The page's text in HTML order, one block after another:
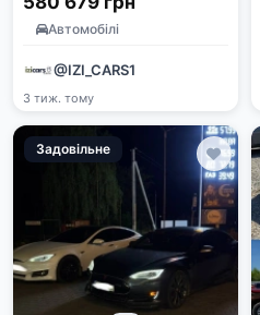
Автомобілі
@IZI_CARS1
3 тиж. тому
Задовільне